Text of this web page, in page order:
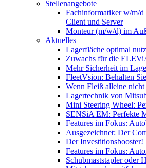
Stellenangebote
Fachinformatiker w/m/
Client und Server
Monteur (m/w/d) im
Aktuelles
Lagerfläche optimal
Zuwachs für die
Mehr Sicherheit im
FleetVsion: Behalten
Wenn Fleiß alleine nicht
Lagertechnik von
Mini Steering Wheel:
SENSiA EM: Perfekte
Features im Fokus:
Ausgezeichnet: Der
Der Investitionsbooster!
Features im Fokus:
Schubmaststapler oder